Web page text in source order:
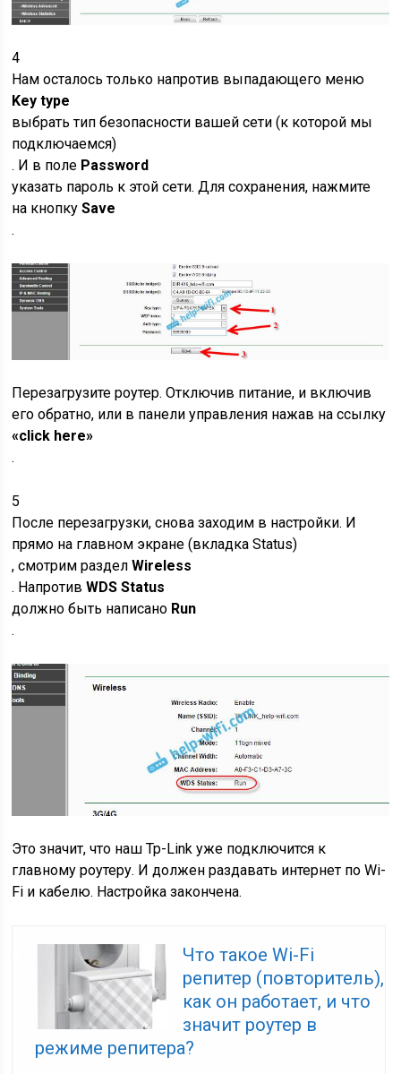
4
Нам осталось только напротив выпадающего меню
Key type
выбрать тип безопасности вашей сети(к которой мы
подключаемся)
. И в поле Password
указать пароль к этой сети. Для сохранения, нажмите
на кнопкуSave
.
Перезагрузите роутер. Отключив питание, и включив
его обратно, или в панели управления нажав на ссылку
«click here»
.
5
После перезагрузки, снова заходим в настройки. И
прямо на главном экране(вкладка Status)
, смотрим разделWireless
. НапротивWDS Status
должно быть написано Run
.
Это значит, что наш Tp-Link уже подключится к
главному роутеру. И должен раздавать интернет по Wi-
Fi и кабелю. Настройка закончена.
Что такое Wi-Fi
репитер (повторитель),
как он работает, и что
значит роутер в
режиме репитера?